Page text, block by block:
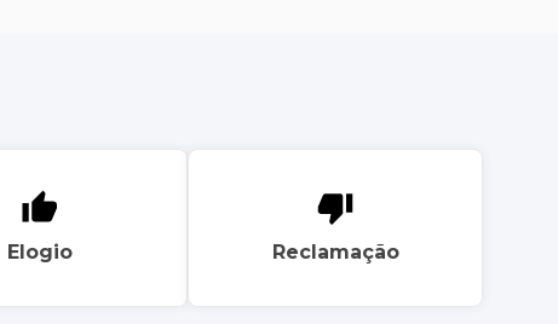
Elogio Reclamação